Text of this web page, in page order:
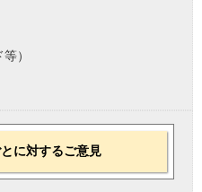
）
に対するご意見